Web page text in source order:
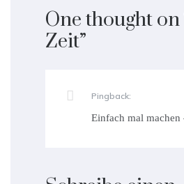
One thought on
Zeit”
Pingback:
Einfach mal machen